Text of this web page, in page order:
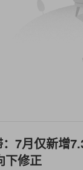
7月仅新增
下修正